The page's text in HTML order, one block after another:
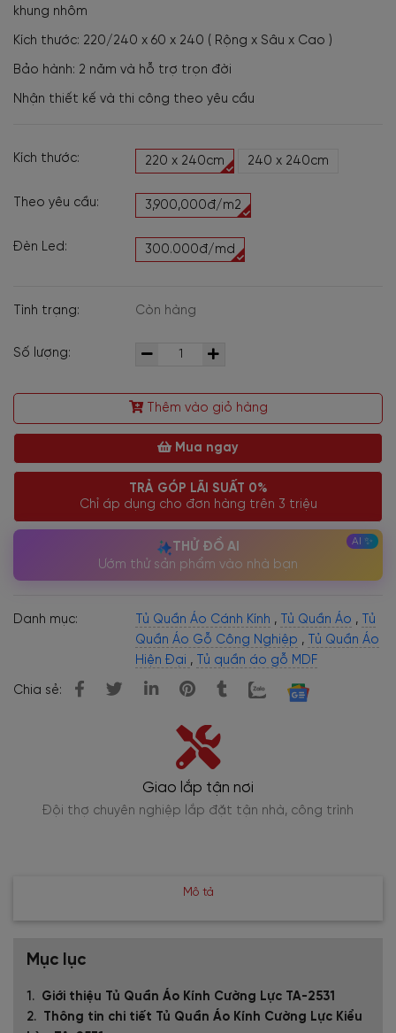
khung nhôm
Kích thước: 220/240 x 60 x 240 ( Rộng x Sâu x Cao )
Bảo hành: 2 năm và hỗ trợ trọn đời
Nhận thiết kế và thi công theo yêu cầu
Kích thước: 220 x 240cm 240 x 240cm
Theo yêu cầu: 3,900,000đ/m2
Đèn Led: 300.000đ/md
Tình trạng: Còn hàng
Số lượng:
Thêm vào giỏ hàng
Mua ngay
TRẢ GÓP LÃI SUẤT 0%
Chỉ áp dụng cho đơn hàng trên 3 triệu
THỬ ĐỒ AI
Ướm thử sản phẩm vào nhà bạn
Danh mục: Tủ Quần Áo Cánh Kính , Tủ Quần Áo ,
Tủ
Quần Áo Gỗ Công Nghiệp ,
Tủ Quần Áo
Hiện Đại , Tủ quần áo gỗ MDF
Chia sẻ:
Giao lắp tận nơi
Đội thợ chuyên nghiệp lắp đặt tận nhà, công trình
Mô tả
Mục lục
Giới thiệu Tủ Quần Áo Kính Cường Lực TA-2531
Thông tin chi tiết Tủ Quần Áo Kính Cường Lực Kiểu